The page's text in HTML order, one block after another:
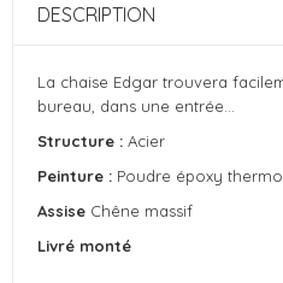
DESCRIPTION
La chaise Edgar trouvera
bureau, dans une entrée…
Structure : Acier
Peinture : Poudre époxy
Assise Chêne massif
Livré monté